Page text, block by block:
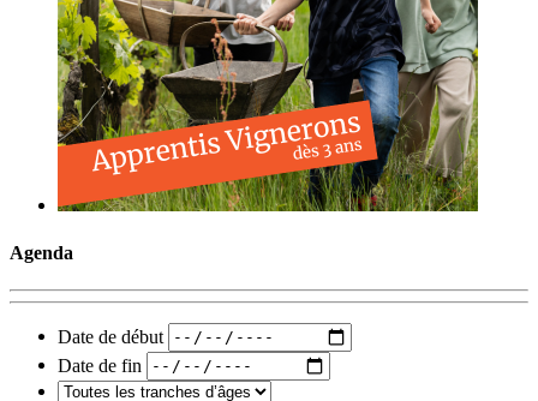
Agenda
Date de début
Date de fin